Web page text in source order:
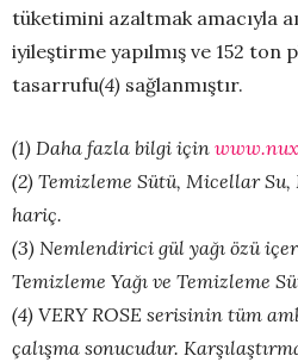
tüketimini azaltmak amacıyla
iyileştirme yapılmış ve 152 ton
tasarrufu(4) sağlanmıştır.
(1) Daha fazla bilgi için
(2) Temizleme Sütü, Micellar Su,
hariç.
(3) Nemlendirici gül yağı özü
Temizleme Yağı ve Temizleme
(4) VERY ROSE serisinin tüm
çalışma sonucudur.